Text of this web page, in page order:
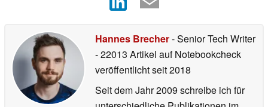
Hannes Brecher- Senior Tech Writer
- 22013 Artikel auf Notebookcheck
veröffentlichtseit 2018
Seit dem Jahr 2009 schreibe ich für